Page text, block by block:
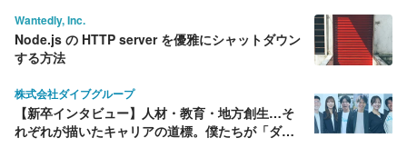
Wantedly, Inc.
Node.js の HTTP server を優雅にシャットダウン
する方法
株式会社ダイブグループ
【新卒インタビュー】人材・教育・地方創生…そ
れぞれが描いたキャリアの道標。僕たちが「ダイ